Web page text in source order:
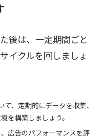
後は、一定期間ごと
イクルを回しましょ
て、定期的にデータを収集、
を構築しましょう。
広告のパフォーマンスを評